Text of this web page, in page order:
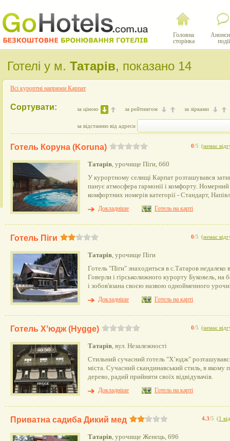
Головна
сторінка
події
Готелі у м. Татарів, показано 14
Всі курортні напрями Карпат
Сортувати: за ціною за рейтингом за зірками
за відстанню від адреси
0/5 (немає
Готель Коруна (Koruna)
Татарів, урочище Піги, 660
У курортному селищі Карпат розташувався
панує атмосфера гармонії і комфорту.
комфортних номерів категорії - Стандарт,
Докладніше
Готель на карті
0/5 (немає
Готель Піги
Татарів, урочище Піги
Готель "Піги" знаходиться в с.Татаров недалеко
Говерли і гірськолижного курорту Буковель, на
і зобов'язана своєю назвою однойменного
Докладніше
Готель на карті
0/5 (немає
Готель Хʼюдж (Hygge)
Татарів, вул. Незалежності
Стильний сучасний готель "Хʼюдж"
міста. Сучасний скандинавський стиль, в якому
дерево, радий прийняти своїх відвідувачів.
Докладніше
Готель на карті
4.3/5 (1
Приватна садиба Дикий мед
Татарів, урочище Женець, 696